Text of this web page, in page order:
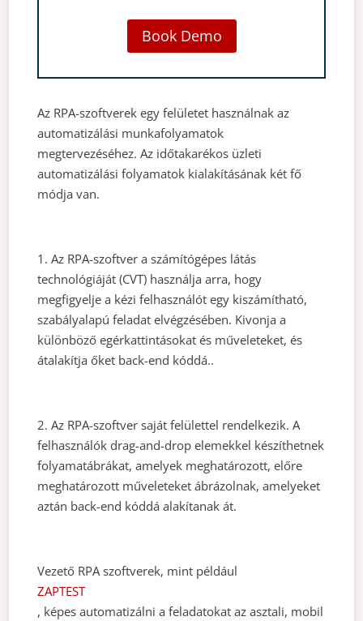
Book Demo
Az RPA-szoftverek egy felületet használnak az
automatizálási munkafolyamatok
megtervezéséhez. Az időtakarékos üzleti
automatizálási folyamatok kialakításának két fő
módja van.
1. Az RPA-szoftver a számítógépes látás
technológiáját (CVT) használja arra, hogy
megfigyelje a kézi felhasználót egy kiszámítható,
szabályalapú feladat elvégzésében. Kivonja a
különböző egérkattintásokat és műveleteket, és
átalakítja őket back-end kóddá..
2. Az RPA-szoftver saját felülettel rendelkezik. A
felhasználók drag-and-drop elemekkel készíthetnek
folyamatábrákat, amelyek meghatározott, előre
meghatározott műveleteket ábrázolnak, amelyeket
aztán back-end kóddá alakítanak át.
Vezető RPA szoftverek, mint például
ZAPTEST
, képes automatizálni a feladatokat az asztali, mobil